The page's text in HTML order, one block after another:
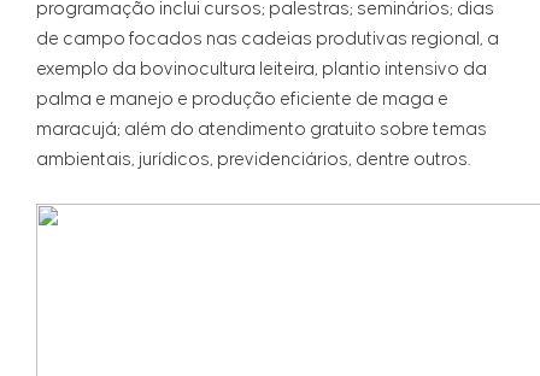
programação inclui cursos; palestras; seminários; dias
de campo focados nas cadeias produtivas regional, a
exemplo da bovinocultura leiteira, plantio intensivo da
palma e manejo e produção eficiente de maga e
maracujá; além do atendimento gratuito sobre temas
ambientais, jurídicos, previdenciários, dentre outros.